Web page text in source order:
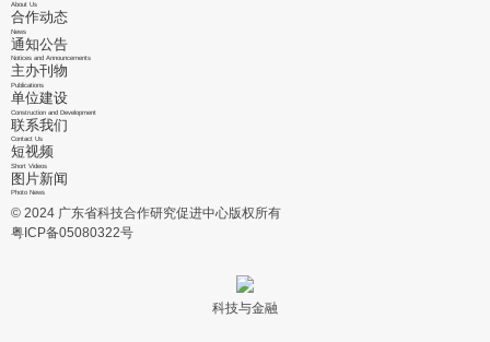
About Us
合作动态
News
通知公告
Notices and Announcements
主办刊物
Publications
单位建设
Construction and Development
联系我们
Contact Us
短视频
Short Videos
图片新闻
Photo News
© 2024 广东省科技合作研究促进中心版权所有
粤ICP备05080322号
科技与金融